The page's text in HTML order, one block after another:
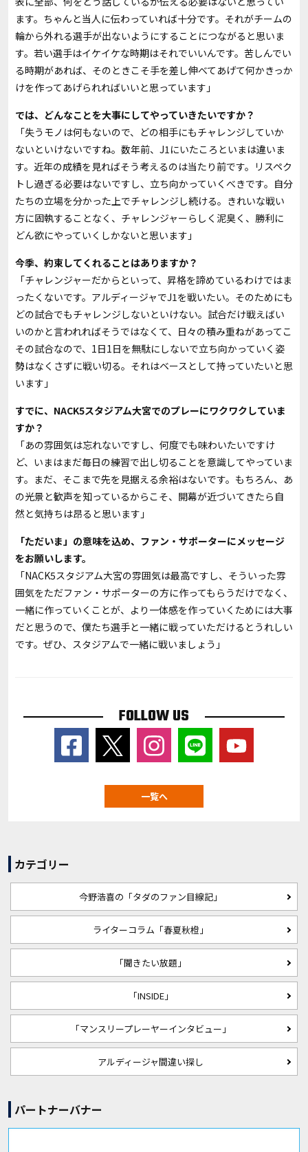
ます。ちゃんと当人に伝わっていれば十分です。それがチームの
輪から外れる選手が出ないようにすることにつながると思いま
す。若い選手はイケイケな時期はそれでいいんです。苦しんでい
る時期があれば、そのときこそ手を差し伸べてあげて何かきっか
けを作ってあげられればいいと思っています」
――では、どんなことを大事にしてやっていきたいですか？
「失うモノは何もないので、どの相手にもチャレンジしていか
ないといけないですね。数年前、 J1にいたころといまは違いま
す。近年の成績を見ればそう考えるのは当たり前です。リスペク
トし過ぎる必要はないですし、立ち向かっていくべきです。自分
たちの立場を分かった上でチャレンジし続ける。きれいな戦い
方に固執することなく、チャレンジャーらしく泥臭く、勝利に
どん欲にやっていくしかないと思います」
――今季、約束してくれることはありますか？
「チャレンジャーだからといって、昇格を諦めているわけではま
ったくないです。アルディージャでJ1を戦いたい。そのためにも
どの試合でもチャレンジしないといけない。試合だけ戦えばい
いのかと言われればそうではなくて、日々の積み重ねがあってこ
その試合なので、 1日1日を無駄にしないで立ち向かっていく姿
勢はなくさずに戦い切る。それはベースとして持っていたいと思
います」
――すでに、NACK5スタジアム大宮でのプレーにワクワクしていま
すか？
「あの雰囲気は忘れないですし、何度でも味わいたいですけ
ど、いまはまだ毎日の練習で出し切ることを意識してやっていま
す。まだ、そこまで先を見据える余裕はないです。もちろん、あ
の光景と歓声を知っているからこそ、開幕が近づいてきたら自
然と気持ちは昂ると思います」
――「ただいま」の意味を込め、ファン・サポーターにメッセージ
をお願いします。
「NACK5スタジアム大宮の雰囲気は最高ですし、そういった雰
囲気をただファン・サポーターの方に作ってもらうだけでなく、
一緒に作っていくことが、より一体感を作っていくためには大事
だと思うので、僕たち選手と一緒に戦っていただけるとうれしい
です。ぜひ、スタジアムで一緒に戦いましょう」
FOLLOW US
一覧へ
カテゴリー
今野浩喜の「タダのファン目線記」
ライターコラム「春夏秋橙」
「聞きたい放題」
「INSIDE」
「マンスリープレーヤーインタビュー」
アルディージャ間違い探し
パートナーバナー